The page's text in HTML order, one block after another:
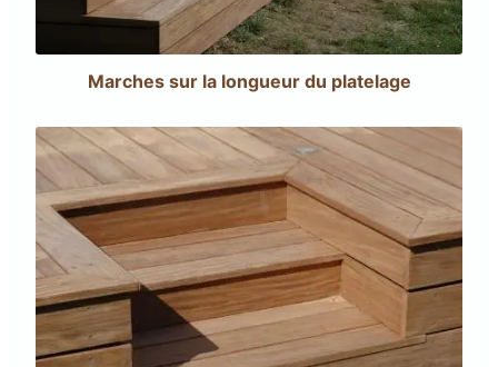
Marches sur la longueur du platelage